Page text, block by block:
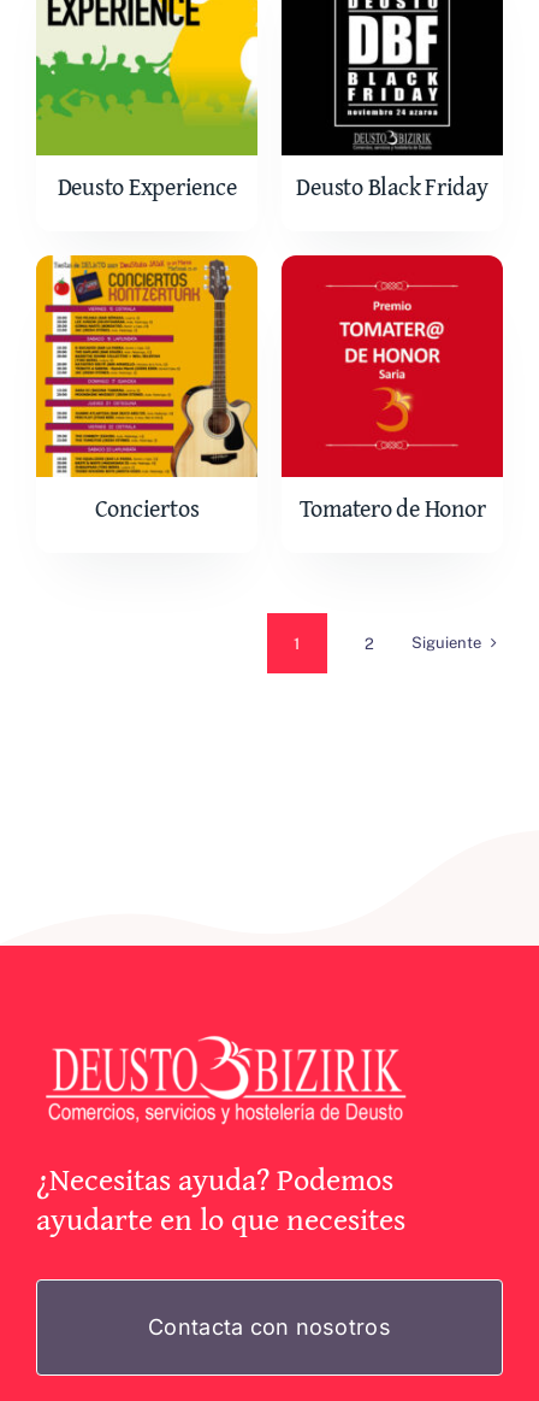
Deusto Experience Deusto Black Friday
Conciertos Tomatero de Honor
1 2 Siguiente
¿Necesitas ayuda? Podemos
ayudarte en lo que necesites
Contacta con nosotros